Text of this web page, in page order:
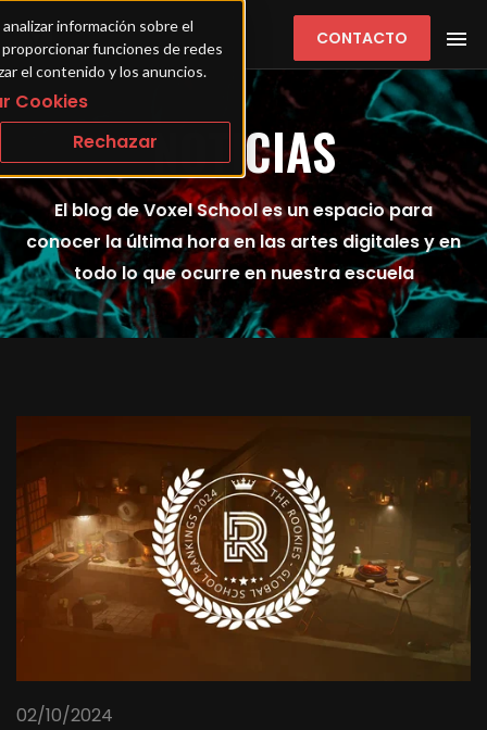
información sobre el
funciones de redes
el contenido y los anuncios.
Cookies
Rechazar
CONTACTO
NOTICIAS
El blog de Voxel School es un espacio para
conocer la última hora en las artes digitales y en
todo lo que ocurre en nuestra escuela
02/10/2024